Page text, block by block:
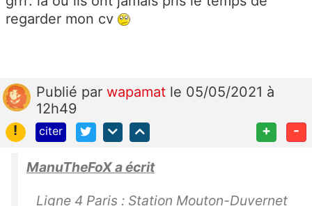
regarder mon cv
Publié par wapamat le 05/05/2021 à
12h49
!
citer + -
ManuTheFoX a écrit
Ligne 4 Paris : Station Mouton-Duvernet